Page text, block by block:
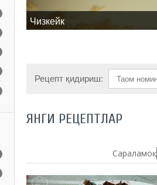
Чизкейк
Рецепт қидириш:
ЯНГИ РЕЦЕПТЛАР
Сараламоқ: